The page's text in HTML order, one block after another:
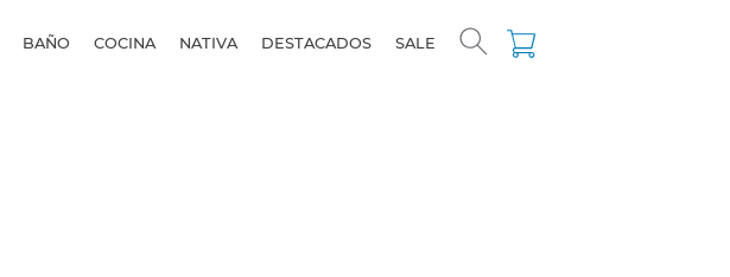
BAÑO COCINA NATIVA DESTACADOS SALE